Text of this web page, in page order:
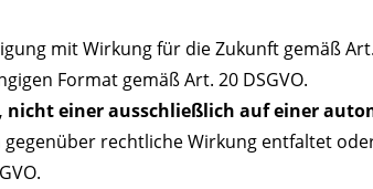
mit Wirkung für die Zukunft gemäß Art.
Format gemäß Art. 20 DSGVO.
nicht einer ausschließlich auf einer
gegenüber rechtliche Wirkung entfaltet